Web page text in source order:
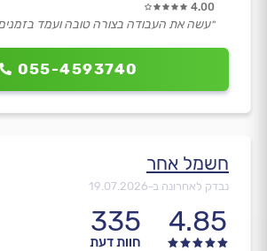
055-4593740
4.00
״עשה את העבודה בצורה טובה ועמד
חשמל אחר
נבדק לאחרונה ב-19.07.2026
4.85
335
חוות דעת